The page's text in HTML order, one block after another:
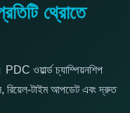
থ্রোতে
PDC ওয়ার্ল্ড চ্যাম্পিয়নশিপ
রিয়েল-টাইম আপডেট এবং দ্রুত